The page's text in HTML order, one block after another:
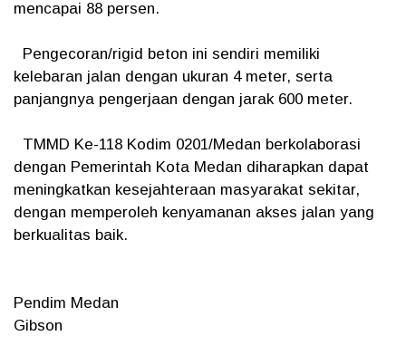
mencapai 88 persen.
Pengecoran/rigid beton ini sendiri memiliki
kelebaran jalan dengan ukuran 4 meter, serta
panjangnya pengerjaan dengan jarak 600 meter.
TMMD Ke-118 Kodim 0201/Medan berkolaborasi
dengan Pemerintah Kota Medan diharapkan dapat
meningkatkan kesejahteraan masyarakat sekitar,
dengan memperoleh kenyamanan akses jalan yang
berkualitas baik.
Pendim Medan
Gibson